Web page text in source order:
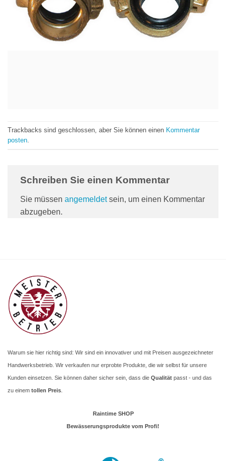
Trackbacks sind geschlossen, aber Sie können einen Kommentar
posten
Schreiben Sie einen Kommentar
Sie müssen angemeldetsein, um einen Kommentar
abzugeben.
Warum sie hier richtig sind: Wir sind ein innovativer und mit Preisen ausgezeichneter
Handwerksbetrieb. Wir verkaufen nur erprobte Produkte, die wir selbst für unsere
Kunden einsetzen. Sie können daher sicher sein, dass die Qualität passt - und das
zu einem tollen Preis.
Raintime SHOP
Bewässerungsprodukte vom Profi!